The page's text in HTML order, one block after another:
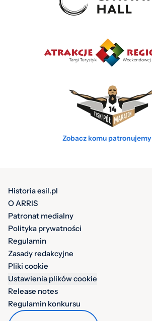
Zobacz komu patronujemy
Historia esil.pl
O ARRIS
Patronat medialny
Polityka prywatności
Regulamin
Zasady redakcyjne
Pliki cookie
Ustawienia plików cookie
Release notes
Regulamin konkursu